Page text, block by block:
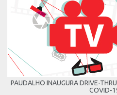
PAUDALHO INAUGURA DRIVE-
COVID-